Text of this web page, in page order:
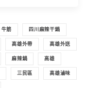
牛筋 四川麻辣干鍋
高雄外帶 高雄外送
麻辣鍋 高雄
三民區 高雄滷味